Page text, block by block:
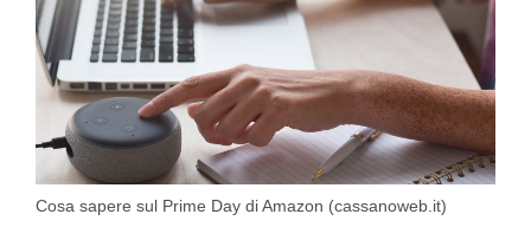
Cosa sapere sul Prime Day di Amazon (cassanoweb.it)